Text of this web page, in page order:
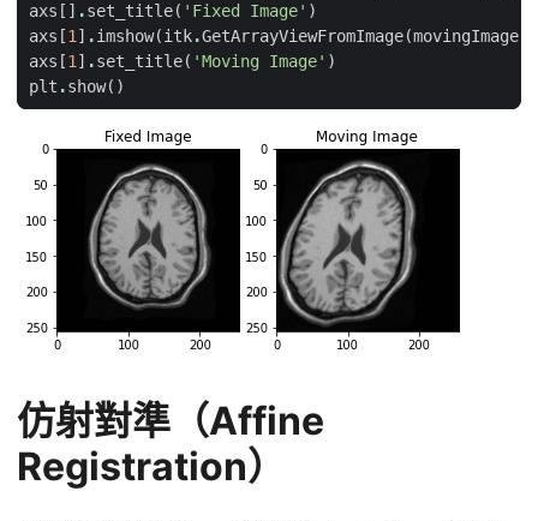
axs [] .set_title( 'Fixed Image' )
axs [1] .imshow(itk.GetArrayViewFromImage(movingImage
axs [1] .set_title( 'Moving Image' )
plt .show()
仿射對準（Affine
Registration）